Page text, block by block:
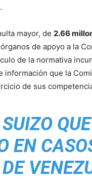
.
mayor, de 2.66
de apoyo a la
de la normativa
que la
de sus
EN